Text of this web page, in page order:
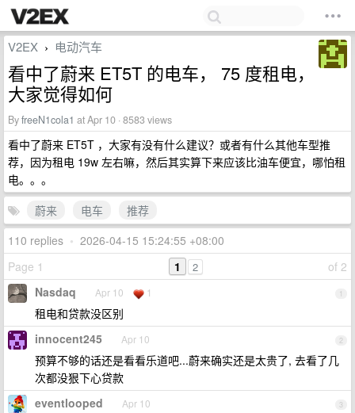
V2EX › 电动汽车
看中了蔚来 ET5T 的电车， 75 度租电，
大家觉得如何
ByfreeN1cola1 at Apr 10 · 8583 views
看中了蔚来 ET5T ，大家有没有什么建议？或者有什么其他车型推
荐，因为租电 19w 左右嘛，然后其实算下来应该比油车便宜，哪怕租
电。。。
蔚来
电车
推荐
110 replies • 2026-04-15 15:24:55 +08:00
Page 1
of 2
1 2
1
Nasdaq Apr 10 1
租电和贷款没区别
2
innocent245 Apr 10
预算不够的话还是看看乐道吧...蔚来确实还是太贵了, 去看了几
次都没狠下心贷款
3
eventlooped Apr 10